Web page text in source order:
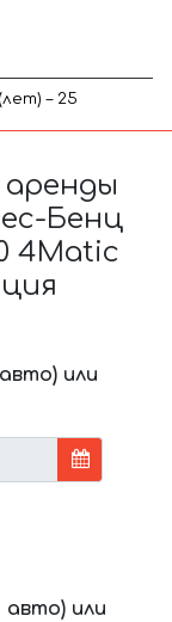
– 25
Бенц
4Matic
или
или